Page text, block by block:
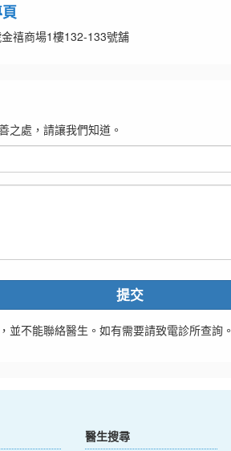
禧商場1樓132-133號舗
之處，請讓我們知道。
提交
並不能聯絡醫生。如有需要請致電診所查詢。
醫生搜尋